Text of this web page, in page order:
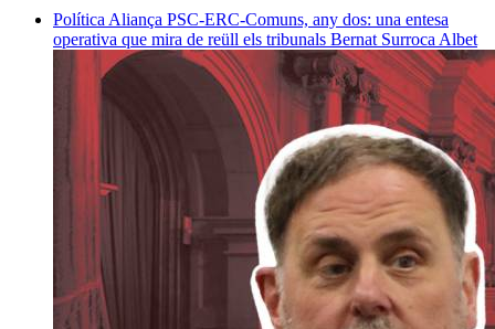
Política Aliança PSC-ERC-Comuns, any dos: una entesa
operativa que mira de reüll els tribunals Bernat Surroca Albet